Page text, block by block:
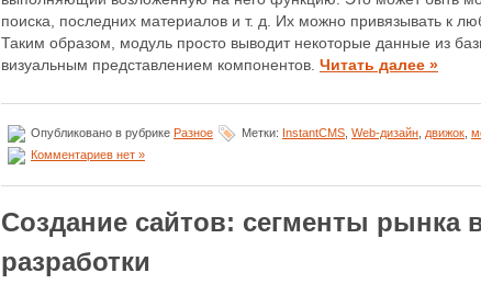
поиска, последних материалов и т. д. Их можно привязывать к
Таким образом, модуль просто выводит некоторые данные из
визуальным представлением компонентов. Читать далее »
Опубликовано в рубрике Разное Метки: InstantCMS Web-дизайн движок
Комментариев нет »
Создание сайтов: сегменты рынка
разработки